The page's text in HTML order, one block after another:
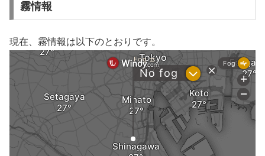
霧情報
現在、霧情報は以下のとおりです。